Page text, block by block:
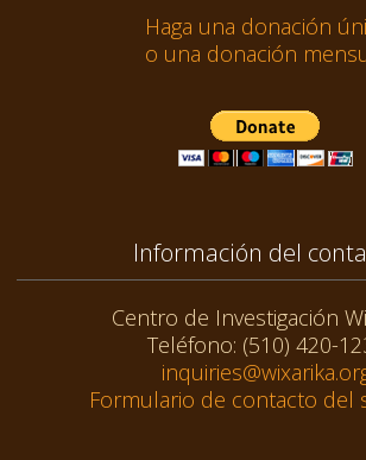
Haga una donación
o una donación
Información del
Centro de Investigación
Teléfono: (510) 420-
Formulario de contacto del